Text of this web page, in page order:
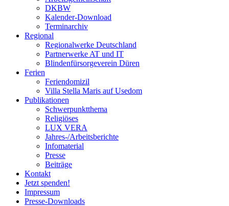
DKBW
Kalender-Download
Terminarchiv
Regional
Regionalwerke Deutschland
Partnerwerke AT und IT
Blindenfürsorgeverein Düren
Ferien
Feriendomizil
Villa Stella Maris auf Usedom
Publikationen
Schwerpunktthema
Religiöses
LUX VERA
Jahres-/​Arbeitsberichte
Infomaterial
Presse
Beiträge
Kontakt
Jetzt spenden!
Impressum
Presse-Downloads